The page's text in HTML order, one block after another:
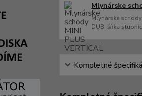
Mlynárske
Mlynárske
DUB, šírka
Kompletné